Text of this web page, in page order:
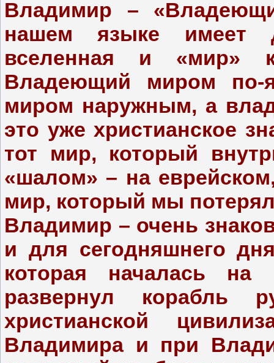
Владимир –
нашем языке имеет
вселенная и «мир»
Владеющий миром по-
миром наружным, а
это уже христианское
тот мир, который
«шалом» – на
мир, который мы
Владимир – очень
и для сегодняшнего
которая началась на
развернул корабль
христианской
Владимира и при